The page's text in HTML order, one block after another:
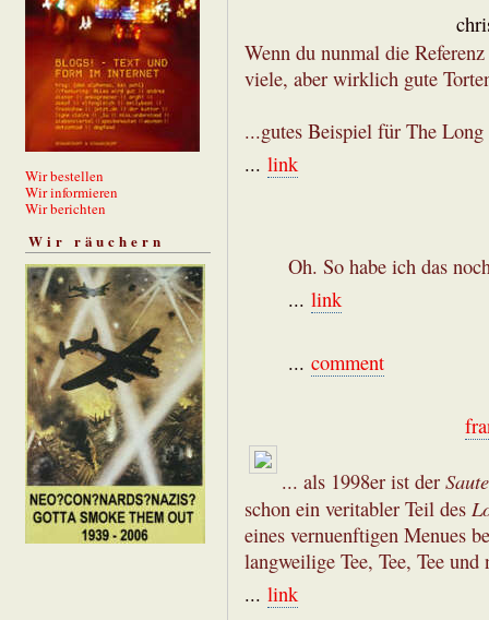
Wir bestellen
Wir informieren
Wir berichten
Wir räuchern
Wenn du nunmal die
viele, aber wirklich gute
...gutes Beispiel für The
... link
Oh. So habe ich das
... link
... comment
... als 1998er ist der
schon ein veritabler Teil des
eines vernuenftigen Menues
langweilige Tee, Tee, Tee und
... link